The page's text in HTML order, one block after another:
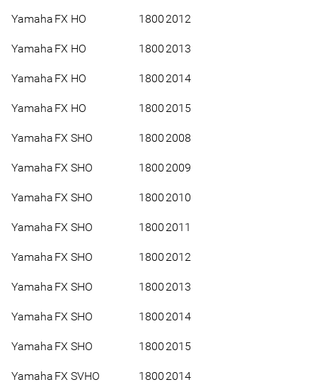
Yamaha FX HO 1800 2012
Yamaha FX HO 1800 2013
Yamaha FX HO 1800 2014
Yamaha FX HO 1800 2015
Yamaha FX SHO 1800 2008
Yamaha FX SHO 1800 2009
Yamaha FX SHO 1800 2010
Yamaha FX SHO 1800 2011
Yamaha FX SHO 1800 2012
Yamaha FX SHO 1800 2013
Yamaha FX SHO 1800 2014
Yamaha FX SHO 1800 2015
Yamaha FX SVHO 1800 2014